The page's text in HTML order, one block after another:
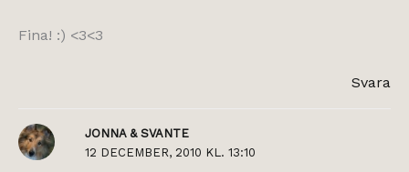
Fina! :) <3<3
Svara
JONNA & SVANTE
12 DECEMBER, 2010 KL. 13:10